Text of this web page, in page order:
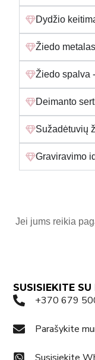
Dydžio
Žiedo metalas
Žiedo spalva
Deimanto
Sužadėtuvių
Graviravimo
Jei jums reikia
SUSISIEKITE SU
+370 679
Parašykite